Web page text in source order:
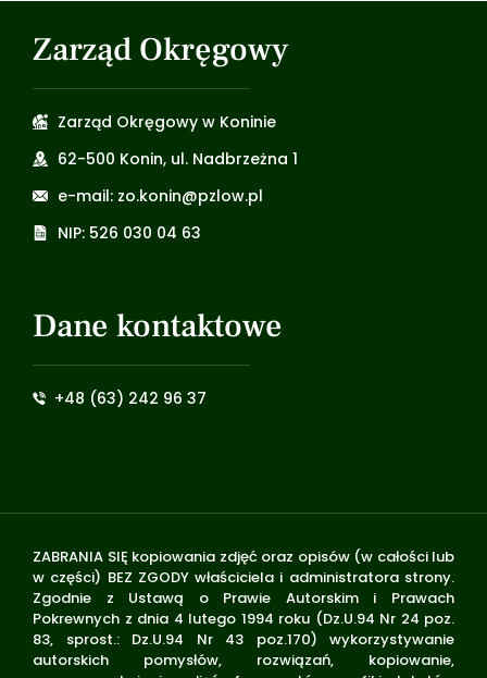
Zarząd Okręgowy
Zarząd Okręgowy w Koninie
62-500 Konin, ul. Nadbrzeżna 1
e-mail: zo.konin@pzlow.pl
NIP: 526 030 04 63
Dane kontaktowe
+48 (63) 242 96 37
ZABRANIA SIĘ kopiowania zdjęć oraz opisów (w całości lub
w części) BEZ ZGODY właściciela i administratora strony.
Zgodnie z Ustawą o Prawie Autorskim i Prawach
Pokrewnych z dnia 4 lutego 1994 roku (Dz.U.94 Nr 24 poz.
83, sprost.: Dz.U.94 Nr 43 poz.170) wykorzystywanie
autorskich pomysłów, rozwiązań, kopiowanie,